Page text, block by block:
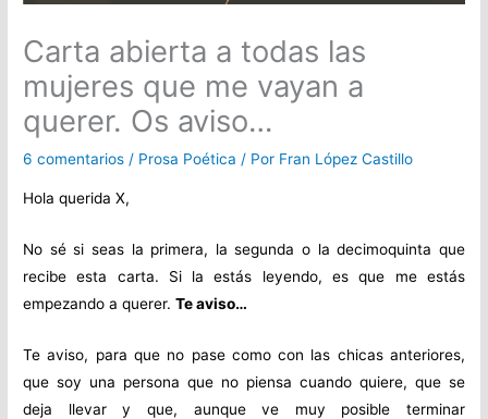
Carta abierta a todas las
mujeres que me vayan a
querer. Os aviso…
6 comentarios / Prosa Poética / Por Fran López Castillo
Hola querida X,
No sé si seas la primera, la segunda o la decimoquinta que
recibe esta carta. Si la estás leyendo, es que me estás
empezando a querer.Te aviso…
Te aviso, para que no pase como con las chicas anteriores,
que soy una persona que no piensa cuando quiere, que se
deja llevar y que, aunque ve muy posible terminar